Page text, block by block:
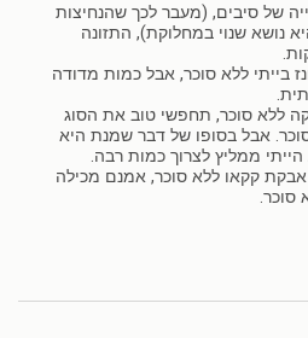
של סיבים, (מעבר לכך שהנחיצות
נושא שנוי במחלוקת), התזונה
בייתי ללא סוכר, אבל כמות מדודה
ללא סוכר, תחפשי טוב את הסוג
אבל בסופו של דבר שמנת היא
ממליץ לצרוך כמות רבה.
קקאו ללא סוכר, אמנם מכילה
סוכר.